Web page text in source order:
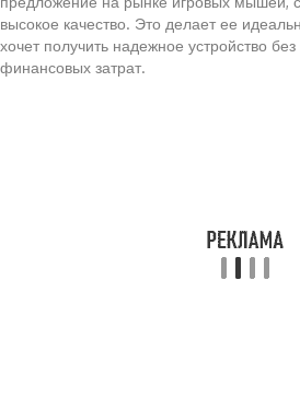
высокое качество. Это делает ее
хочет получить надежное устройство
финансовых затрат.